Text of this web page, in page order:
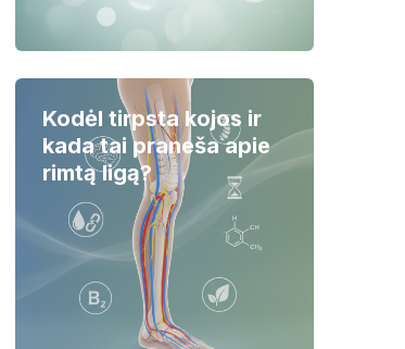
Kodėl tirpsta kojos ir
kada tai praneša apie
rimtą ligą?